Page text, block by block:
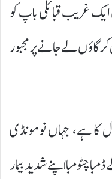
غریب قبائلی باپ کو
کر گاؤں لے جانے پر مجبور
کا ہے، جہاں نومونڈی
چٹومبا اپنے شدید بیمار